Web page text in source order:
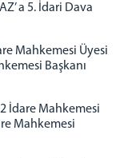
a 5. İdari Dava
Mahkemesi Üyesi
Başkanı
İdare Mahkemesi
Mahkemesi